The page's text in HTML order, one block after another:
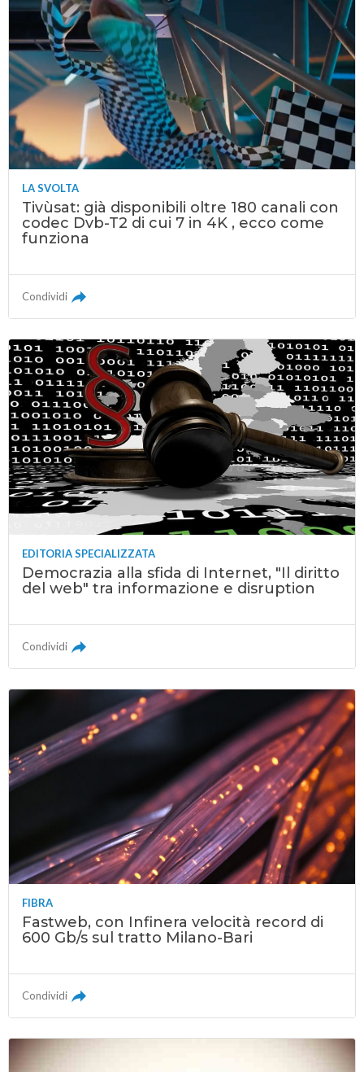
LA SVOLTA
Tivùsat: già disponibili oltre 180 canali con
codec Dvb-T2 di cui 7 in 4K , ecco come
funziona
Condividi
EDITORIA SPECIALIZZATA
Democrazia alla sfida di Internet, "Il diritto
del web" tra informazione e disruption
Condividi
FIBRA
Fastweb, con Infinera velocità record di
600 Gb/s sul tratto Milano-Bari
Condividi